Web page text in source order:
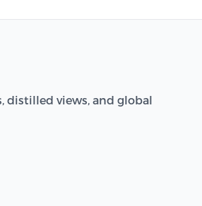
distilled views, and global